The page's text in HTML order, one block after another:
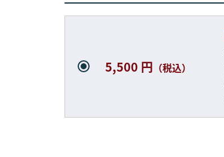
5,500 円 （税込）